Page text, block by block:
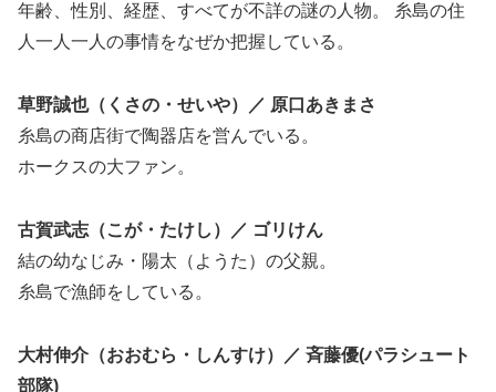
年齢、性別、経歴、すべてが不詳の謎の人物。 糸島の住
人一人一人の事情をなぜか把握している。
草野誠也（くさの・せいや）／ 原口あきまさ
糸島の商店街で陶器店を営んでいる。
ホークスの大ファン。
古賀武志（こが・たけし）／ ゴリけん
結の幼なじみ・陽太（ようた）の父親。
糸島で漁師をしている。
大村伸介（おおむら・しんすけ）／ 斉藤優(パラシュート
部隊)